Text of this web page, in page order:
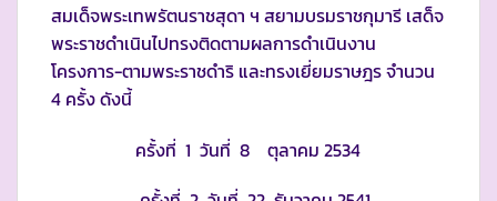
สมเด็จพระเทพรัตนราชสุดา ฯ สยามบรมราชกุมารี เสด็จ
พระราชดำเนินไปทรงติดตามผลการดำเนินงาน
โครงการ-ตามพระราชดำริ และทรงเยี่ยมราษฎร จำนวน
4 ครั้ง ดังนี้
ครั้งที่ 1 วันที่ 8 ตุลาคม 2534